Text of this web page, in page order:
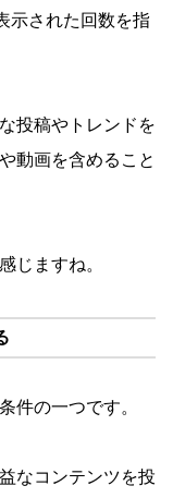
示された回数を指
投稿やトレンドを
動画を含めること
じますね。
件の一つです。
なコンテンツを投